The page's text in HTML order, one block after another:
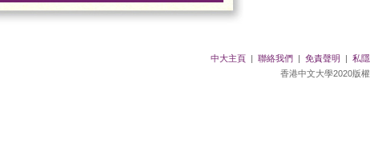
中大主頁 | 聯絡我們 | 免責聲明 | 私
香港中文大學2020版